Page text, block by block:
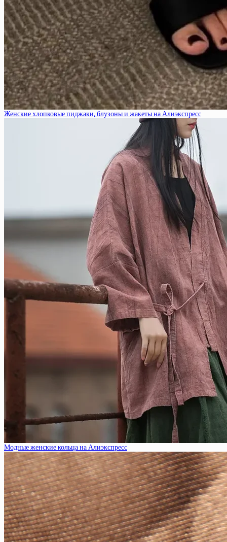
Женские хлопковые пиджаки, блузоны и жакеты на Алиэкспресс
Модные женские кольца на Алиэкспресс